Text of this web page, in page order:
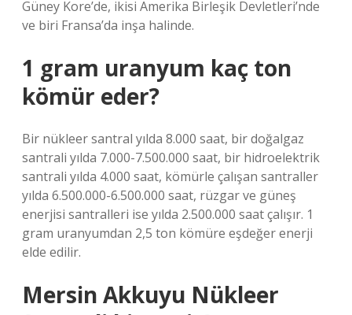
Güney Kore’de, ikisi Amerika Birleşik Devletleri’nde
ve biri Fransa’da inşa halinde.
1 gram uranyum kaç ton
kömür eder?
Bir nükleer santral yılda 8.000 saat, bir doğalgaz
santrali yılda 7.000-7.500.000 saat, bir hidroelektrik
santrali yılda 4.000 saat, kömürle çalışan santraller
yılda 6.500.000-6.500.000 saat, rüzgar ve güneş
enerjisi santralleri ise yılda 2.500.000 saat çalışır. 1
gram uranyumdan 2,5 ton kömüre eşdeğer enerji
elde edilir.
Mersin Akkuyu Nükleer